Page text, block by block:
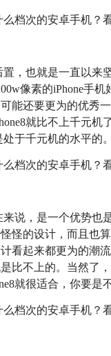
置，也就是一直以来
像素的iPhone手
能还要更为的优秀
就比不上千元
于千元机的水平的。
来说，是一个优势也
怪的设计，而且也
看起来都更为的潮
比不上的。当然了
就很适合，你要是